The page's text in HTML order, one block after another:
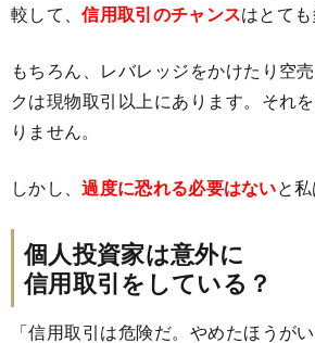
較して、信用取引のチャンスはとても
もちろん、レバレッジをかけたり空
クは現物取引以上にあります。それ
りません。
しかし、過度に恐れる必要はないと
個人投資家は意外に
信用取引をしている？
「信用取引は危険だ。やめたほうが